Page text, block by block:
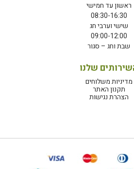
ראשון עד חמישי
08:30-16:30
שישי וערבי חג
09:00-12:00
שבת וחג – סגור
שלנו
מדיניות משלוחים
תקנון האתר
הצהרת נגישות